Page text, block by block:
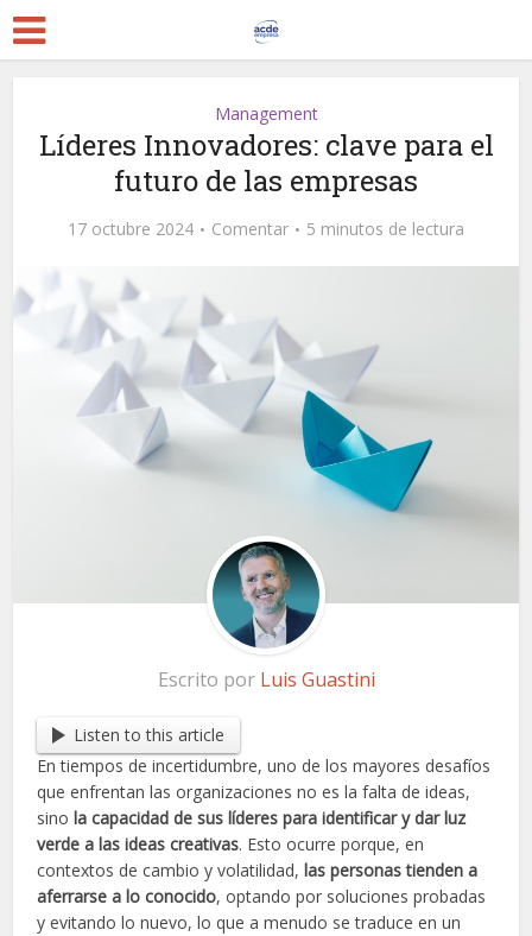
Management
Líderes Innovadores: clave para el
futuro de las empresas
17 octubre 2024 Comentar 5 minutos de lectura
Escrito por Luis Guastini
Listen to this article
En tiempos de incertidumbre, uno de los mayores desafíos
que enfrentan las organizaciones no es la falta de ideas,
sinola capacidad de sus líderes para identificar y dar luz
verde a las ideas creativas. Esto ocurre porque, en
contextos de cambio y volatilidad,las personas tienden a
aferrarse a lo conocido, optando por soluciones probadas
y evitando lo nuevo, lo que a menudo se traduce en un